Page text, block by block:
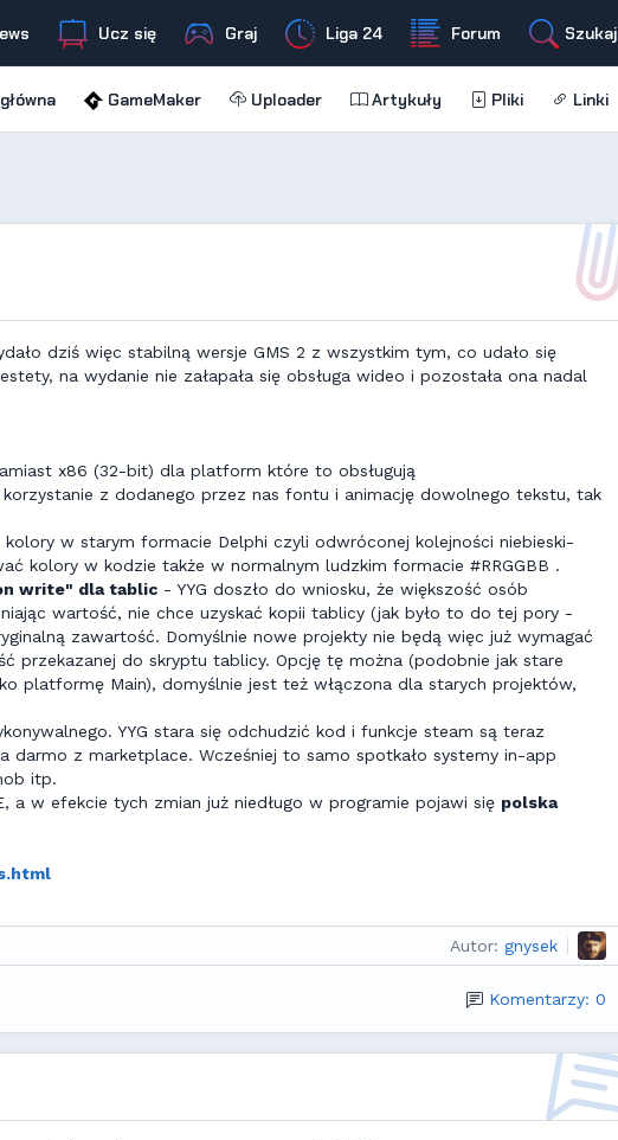
Ucz się Graj Liga 24 Forum Szukaj
GameMaker Uploader Artykuły Pliki Linki
dziś więc stabilną wersje GMS 2 z wszystkim tym, co udało się
na wydanie nie załapała się obsługa wideo i pozostała ona nadal
x86 (32-bit) dla platform które to obsługują
z dodanego przez nas fontu i animację dowolnego tekstu, tak
w starym formacie Delphi czyli odwróconej kolejności niebieski-
kolory w kodzie także w normalnym ludzkim formacie #RRGGBB .
write" dla tablic - YYG doszło do wniosku, że większość osób
wartość, nie chce uzyskać kopii tablicy (jak było to do tej pory -
zawartość. Domyślnie nowe projekty nie będą więc już wymagać
przekazanej do skryptu tablicy. Opcję tę można (podobnie jak stare
platformę Main), domyślnie jest też włączona dla starych projektów,
YYG stara się odchudzić kod i funkcje steam są teraz
darmo z marketplace. Wcześniej to samo spotkało systemy in-app
itp.
a w efekcie tych zmian już niedługo w programie pojawi się polska
Autor: gnysek
Komentarzy: 0